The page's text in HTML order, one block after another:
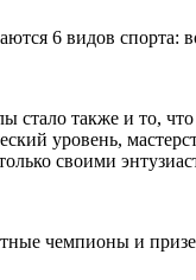
6 видов спорта:
стало также и то,
уровень,
своими
чемпионы и